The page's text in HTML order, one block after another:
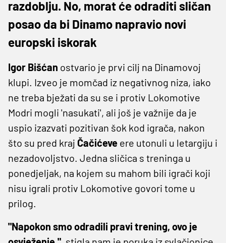
razdoblju. No, morat će odraditi sličan
posao da bi Dinamo napravio novi
europski iskorak
Igor Bišćan ostvario je prvi cilj na Dinamovoj
klupi. Izveo je momčad iz negativnog niza, iako
ne treba bježati da su se i protiv Lokomotive
Modri mogli 'nasukati', ali još je važnije da je
uspio izazvati pozitivan šok kod igrača, nakon
što su pred kraj Čačićeve ere utonuli u letargiju i
nezadovoljstvo. Jedna sličica s treninga u
ponedjeljak, na kojem su mahom bili igrači koji
nisu igrali protiv Lokomotive govori tome u
prilog.
"Napokon smo odradili pravi trening, ovo je